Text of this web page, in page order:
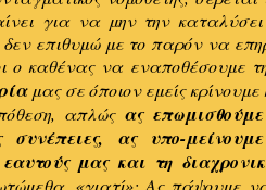
για να μην την
επιθυμώ με το παρόν να
ο καθένας να εναποθέσουμε
μας σε όποιον εμείς
απλώς ας
συνέπειες, ας υπο-
μας και τη
«γιατί»; Ας πάψουμε